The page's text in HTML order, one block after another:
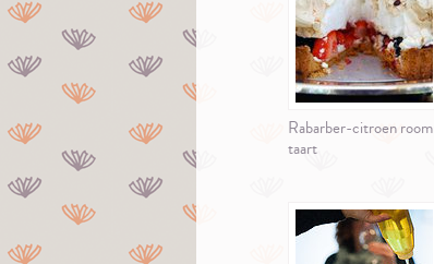
Rabarber-citroen room
taart